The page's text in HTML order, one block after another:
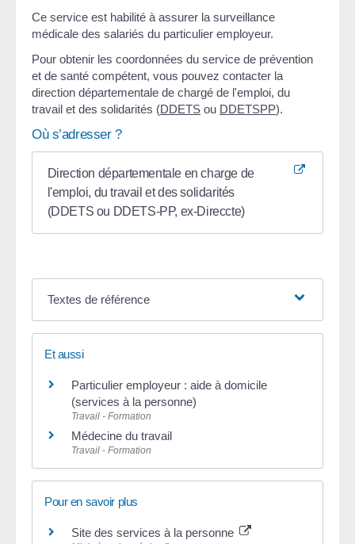
Ce service est habilité à assurer la surveillance
médicale des salariés du particulier employeur.
Pour obtenir les coordonnées du service de prévention
et de santé compétent, vous pouvez contacter la
direction départementale de chargé de l'emploi, du
travail et des solidarités (DDETS ou DDETSPP).
Où s’adresser ?
Direction départementale en charge de
l'emploi, du travail et des solidarités
(DDETS ou DDETS-PP, ex-Direccte)
Textes de référence
Et aussi
Particulier employeur : aide à domicile
(services à la personne)
Travail - Formation
Médecine du travail
Travail - Formation
Pour en savoir plus
Site des services à la personne